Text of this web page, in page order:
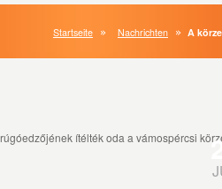
Startseite Nachrichten A
ítélték oda a vámospércsi